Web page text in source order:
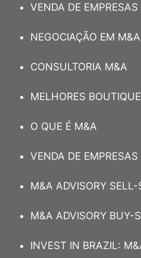
VENDA DE
NEGOCIAÇÃO EM M&A
CONSULTORIA M&A
MELHORES
O QUE É M&A
VENDA DE
M&A ADVISORY SELL-
M&A ADVISORY BUY-
INVEST IN BRAZIL: